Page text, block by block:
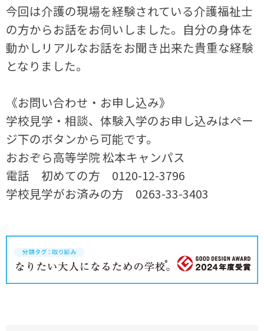
今回は介護の現場を経験されている介護福祉士
の方からお話をお伺いしました。自分の身体を
動かしリアルなお話をお聞き出来た貴重な経験
となりました。
《お問い合わせ・お申し込み》
学校見学・相談、体験入学のお申し込みはペー
ジ下のボタンから可能です。
おおぞら高等学院 松本キャンパス
電話 初めての方 0120-12-3796
学校見学がお済みの方 0263-33-3403